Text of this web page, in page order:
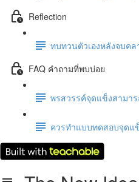
Reflection
ทบทวนตัวเองหลังจบคล
FAQ คำถามที่พบบ่อย
พรสวรรค์จุดแข็งสามา
ควรทำแบบทดสอบจุดแ